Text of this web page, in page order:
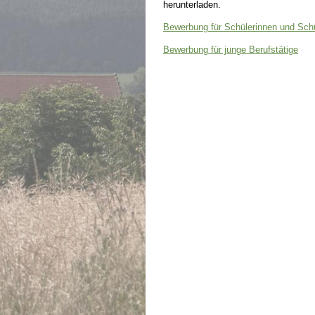
herunterladen.
Bewerbung für Schülerinnen und
Bewerbung für junge Berufstätige